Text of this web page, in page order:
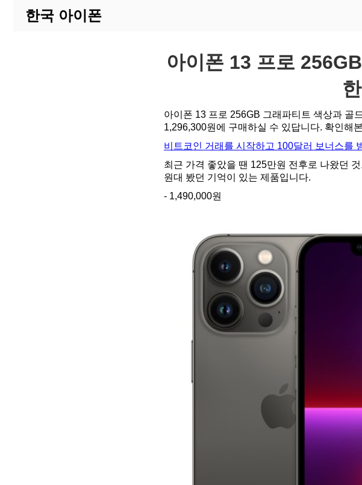
한국 아이폰
아이폰 13 프로
아이폰 13 프로 256GB 그래파티트 색상과 골
1,296,300원에 구매하실 수 있답니다. 확인해
비트코인 거래를 시작하고 100달러 보너스를
최근 가격 좋았을 땐 125만원 전후로 나왔던
원대 봤던 기억이 있는 제품입니다.
- 1,490,000원